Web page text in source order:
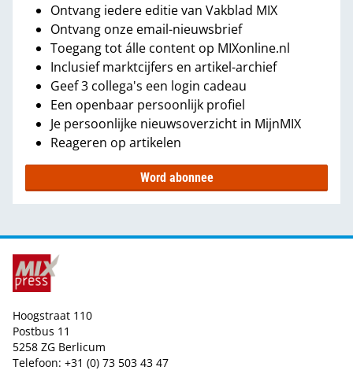
Ontvang iedere editie van Vakblad MIX
Ontvang onze email-nieuwsbrief
Toegang tot álle content op MIXonline.nl
Inclusief marktcijfers en artikel-archief
Geef 3 collega's een login cadeau
Een openbaar persoonlijk profiel
Je persoonlijke nieuwsoverzicht in MijnMIX
Reageren op artikelen
Word abonnee
Hoogstraat 110
Postbus 11
5258 ZG Berlicum
Telefoon: +31 (0) 73 503 43 47